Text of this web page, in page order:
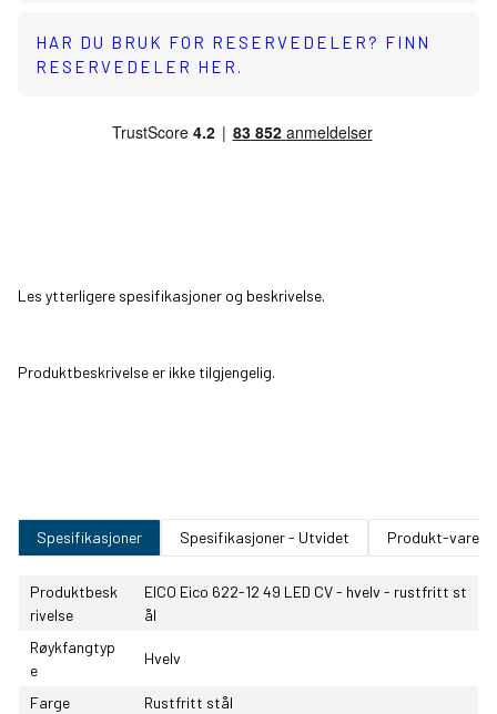
HAR DU BRUK FOR RESERVEDELER? FINN
RESERVEDELER HER.
Les ytterligere spesifikasjoner og beskrivelse.
Produktbeskrivelse er ikke tilgjengelig.
Spesifikasjoner Spesifikasjoner - Utvidet Produkt-
Produktbesk
rivelse
EICO Eico 622-12 49 LED CV - hvelv - rustfritt st
ål
Røykfangtyp
e
Hvelv
Farge
Rustfritt stål